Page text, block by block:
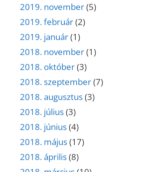
2019. november(5)
2019. február(2)
2019. január(1)
2018. november(1)
2018. október(3)
2018. szeptember(7)
2018. augusztus(3)
2018. július(3)
2018. június(4)
2018. május(17)
2018. április(8)